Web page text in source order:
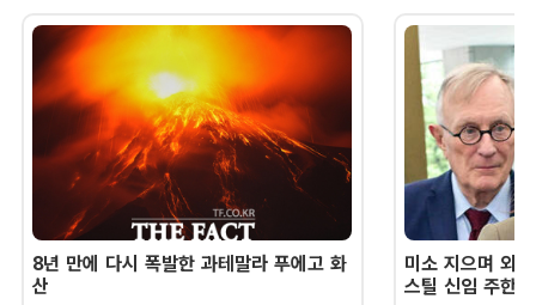
8년 만에 다시 폭발한 과테말라 푸에고 화
산
미소 지으며 외
스틸 신임 주한